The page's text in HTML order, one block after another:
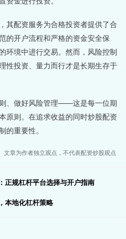
其配资服务为合格投资者提供了合
的开户流程和严格的资金安全保
环境中进行交易。然而，风险控制
性投资、量力而行才是长期生存于
、做好风险管理——这是每一位期
原则。在追求收益的同时炒股配资
的重要性。
文章为作者独立观点，不代表配资炒股观点
正规杠杆平台选择与开户指南
本地化杠杆策略